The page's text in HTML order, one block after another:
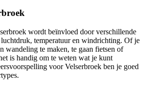
wordt beïnvloed door verschillende
temperatuur en windrichting. Of je
wandeling te maken, te gaan fietsen of
is handig om te weten wat je kunt
voor Velserbroek ben je goed